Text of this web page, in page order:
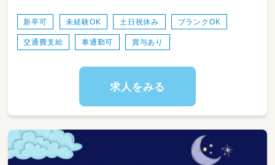
など
新卒可 未経験OK 土日祝休み ブランクOK
交通費支給 車通勤可 賞与あり
求人をみる